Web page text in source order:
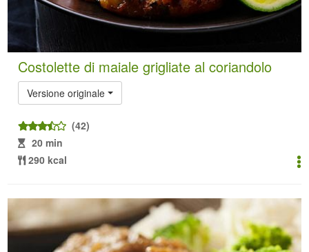
Costolette di maiale grigliate al coriandolo
Versione originale
(42)
20 min
290 kcal